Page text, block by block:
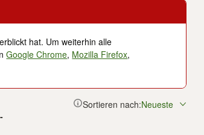
hat. Um weiterhin alle
Google Chrome, Mozilla Firefox,
Sortieren nach:Neueste